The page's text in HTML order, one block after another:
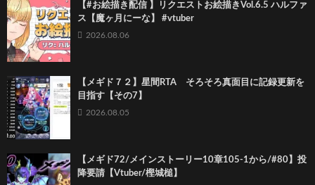
【#お絵描き配信 】リクエストお絵描きVol.6.5 ハルファ
ス【魔ヶ月にーな】 #vtuber
2026.08.06
【メギド７２】星間RTA そろそろ真面目に記録更新を
目指す【その7】
2026.08.05
【メギド72/メインストーリー10章105-1から/#80】投
降要請【Vtuber/樫城槌】